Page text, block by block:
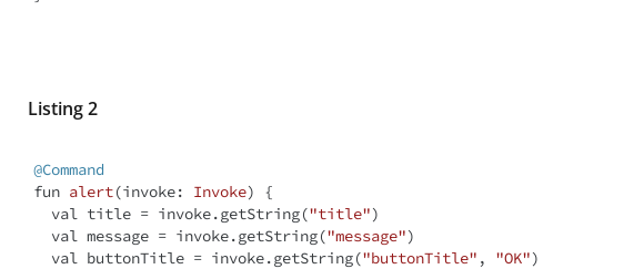
Listing 2
@Command
fun alert(invoke: Invoke)
{
val title = invoke.getString("title")
val message = invoke.getString("message")
val buttonTitle = invoke.getString("buttonTitle" , "OK")